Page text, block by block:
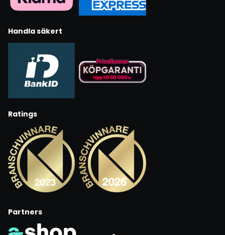
Handla säkert
Ratings
Partners